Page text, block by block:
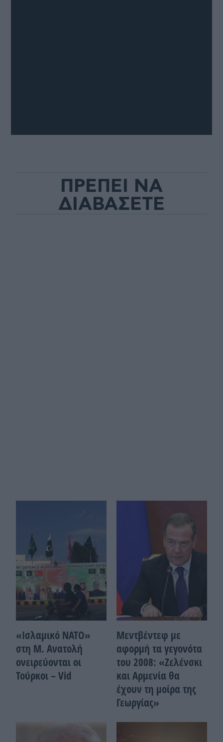
ΠΡΕΠΕΙ ΝΑ
ΔΙΑΒΑΣΕΤΕ
«Ισλαμικό ΝΑΤΟ»
στη Μ. Ανατολή
ονειρεύονται οι
Τούρκοι – Vid
Μεντβέντεφ με
αφορμή τα γεγονότα
του 2008: «Ζελένσκι
και Αρμενία θα
έχουν τη μοίρα της
Γεωργίας»